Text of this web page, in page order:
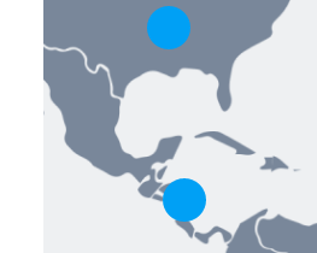
Toggle hotspot
Toggle hotspot